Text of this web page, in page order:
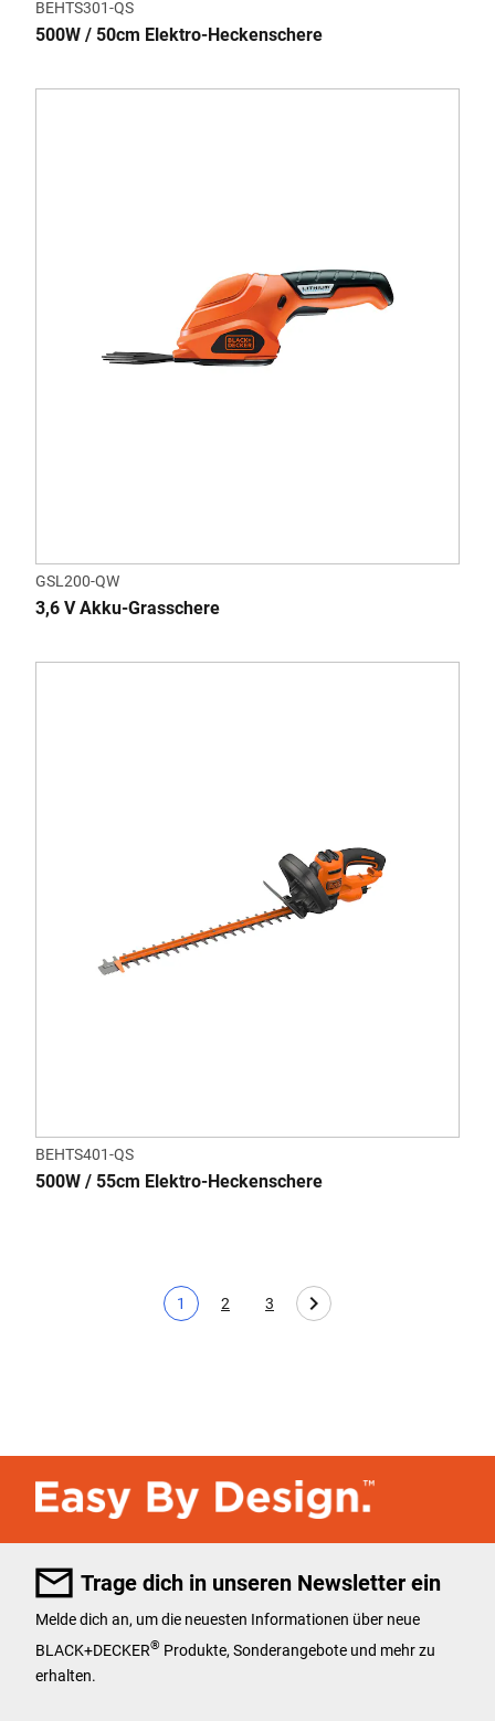
BEHTS301-QS
500W / 50cm Elektro-Heckenschere
GSL200-QW
3,6 V Akku-Grasschere
BEHTS401-QS
500W / 55cm Elektro-Heckenschere
Aktuelle Seite
1
Page
2
Page
3
Trage dich in unseren Newsletter ein
Melde dich an, um die neuesten Informationen über neue
BLACK+DECKER® Produkte, Sonderangebote und mehr zu
erhalten.